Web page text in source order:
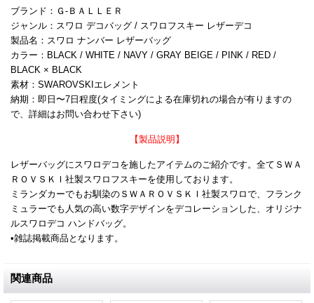
ブランド：Ｇ-ＢＡＬＬＥＲ
ジャンル：スワロ デコバッグ / スワロフスキー レザーデコ
製品名：スワロ ナンバー レザーバッグ
カラー：BLACK / WHITE / NAVY / GRAY BEIGE / PINK / RED /
BLACK × BLACK
素材：SWAROVSKIエレメント
納期：即日〜7日程度(タイミングによる在庫切れの場合が有りますの
で、詳細はお問い合わせ下さい)
【製品説明】
レザーバッグにスワロデコを施したアイテムのご紹介です。全てＳＷＡ
ＲＯＶＳＫＩ社製スワロフスキーを使用しております。
ミランダカーでもお馴染のＳＷＡＲＯＶＳＫＩ社製スワロで、フランク
ミュラーでも人気の高い数字デザインをデコレーションした、オリジナ
ルスワロデコ ハンドバッグ。
•雑誌掲載商品となります。
関連商品